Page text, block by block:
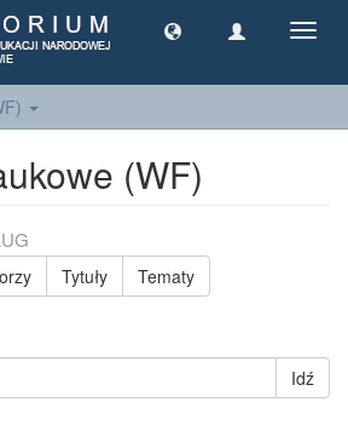
(WF)
Tytuły Tematy
Idź